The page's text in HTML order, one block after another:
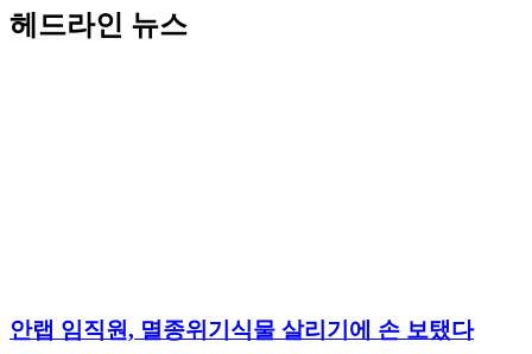
헤드라인 뉴스
안랩 임직원, 멸종위기식물 살리기에 손 보탰다